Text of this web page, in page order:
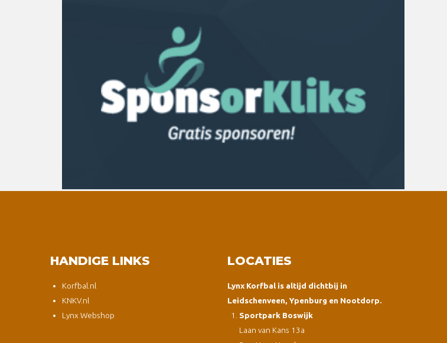
HANDIGE LINKS
Korfbal.nl
KNKV.nl
Lynx Webshop
LOCATIES
Lynx Korfbal is altijd dichtbij in
Leidschenveen, Ypenburg en Nootdorp.
Sportpark Boswijk
Laan van Kans 13a